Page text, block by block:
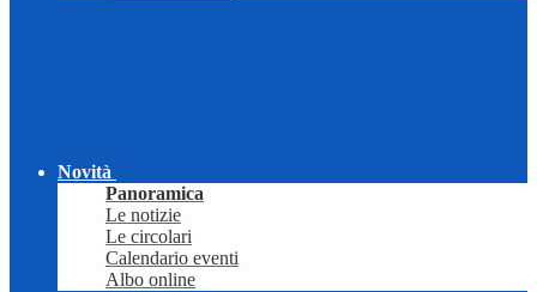
Novità
Panoramica
Le notizie
Le circolari
Calendario eventi
Albo online